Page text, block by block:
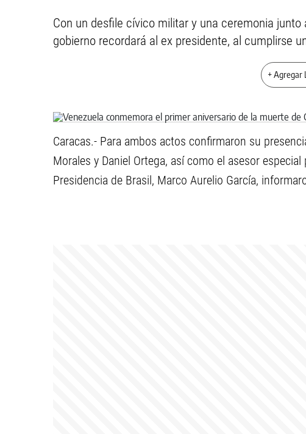
Con un desfile cívico militar y una ceremonia junto
gobierno recordará al ex presidente, al cumplirse
+ Agregar
Caracas.- Para ambos actos confirmaron su
Morales y Daniel Ortega, así como el asesor
Presidencia de Brasil, Marco Aurelio García,